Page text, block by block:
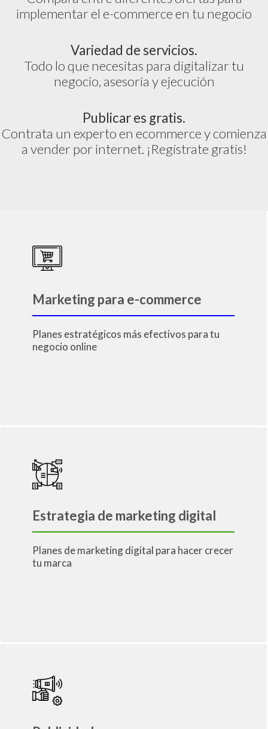
implementar el e-commerce en tu negocio
Variedad de servicios.
Todo lo que necesitas para digitalizar tu
negocio, asesoría y ejecución
Publicar es gratis.
Contrata un experto en ecommerce y comienza
a vender por internet. ¡Regístrate gratis!
Marketing para e-commerce
Planes estratégicos más efectivos para tu
negocio online
Estrategia de marketing digital
Planes de marketing digital para hacer crecer
tu marca